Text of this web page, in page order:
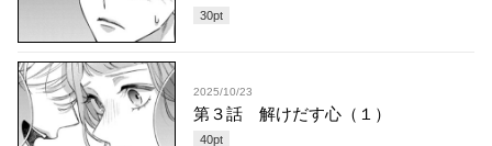
30pt
2025/10/23
第３話 解けだす心（１）
40pt